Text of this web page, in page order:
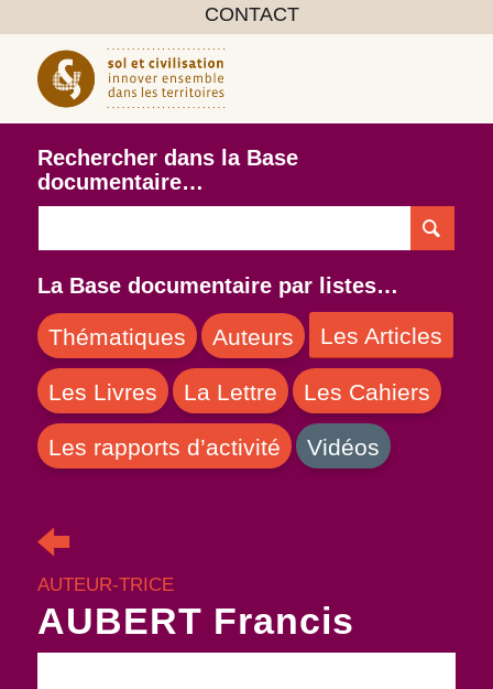
CONTACT
Rechercher dans la Base
documentaire…
La Base documentaire par listes…
Thématiques Auteurs Les Articles
Les Livres La Lettre Les Cahiers
Les rapports d’activité Vidéos
AUTEUR-TRICE
AUBERT Francis